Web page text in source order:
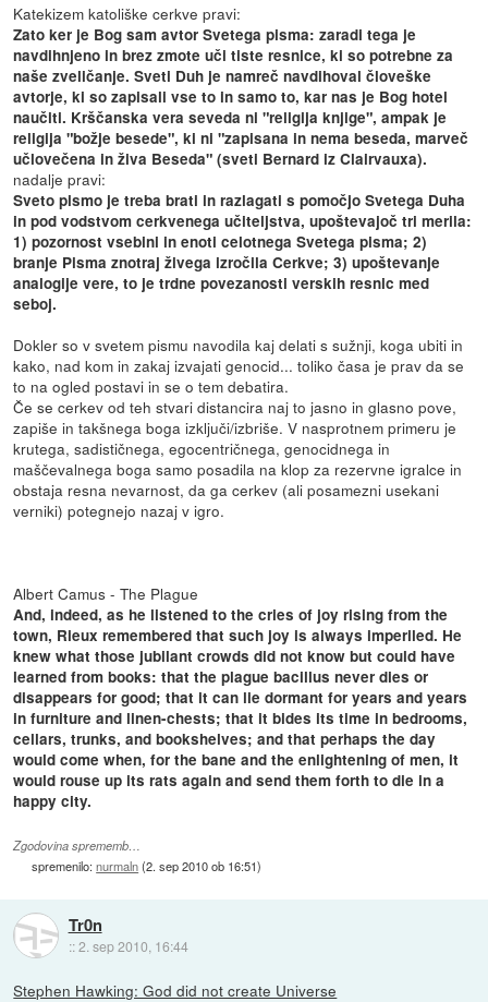
Katekizem katoliške cerkve pravi:
Zato ker je Bog sam avtor Svetega pisma: zaradi tega je
navdihnjeno in brez zmote uči tiste resnice, ki so potrebne za
naše zveličanje. Sveti Duh je namreč navdihoval človeške
avtorje, ki so zapisali vse to in samo to, kar nas je Bog hotel
naučiti. Krščanska vera seveda ni "religija knjige", ampak je
religija "božje besede", ki ni "zapisana in nema beseda, marveč
učlovečena in živa Beseda" (sveti Bernard iz Clairvauxa).
nadalje pravi:
Sveto pismo je treba brati in razlagati s pomočjo Svetega Duha
in pod vodstvom cerkvenega učiteljstva, upoštevajoč tri merila:
1) pozornost vsebini in enoti celotnega Svetega pisma; 2)
branje Pisma znotraj živega izročila Cerkve; 3) upoštevanje
analogije vere, to je trdne povezanosti verskih resnic med
seboj.
Dokler so v svetem pismu navodila kaj delati s sužnji, koga ubiti in
kako, nad kom in zakaj izvajati genocid... toliko časa je prav da se
to na ogled postavi in se o tem debatira.
Če se cerkev od teh stvari distancira naj to jasno in glasno pove,
zapiše in takšnega boga izključi/izbriše. V nasprotnem primeru je
krutega, sadističnega, egocentričnega, genocidnega in
maščevalnega boga samo posadila na klop za rezervne igralce in
obstaja resna nevarnost, da ga cerkev (ali posamezni usekani
verniki) potegnejo nazaj v igro.
Albert Camus - The Plague
And, indeed, as he listened to the cries of joy rising from the
town, Rieux remembered that such joy is always imperiled. He
knew what those jubilant crowds did not know but could have
learned from books: that the plague bacillus never dies or
disappears for good; that it can lie dormant for years and years
in furniture and linen-chests; that it bides its time in bedrooms,
cellars, trunks, and bookshelves; and that perhaps the day
would come when, for the bane and the enlightening of men, it
would rouse up its rats again and send them forth to die in a
happy city.
Zgodovina sprememb…
spremenilo:nurmaln(2. sep 2010 ob 16:51)
Tr0n
::2. sep 2010, 16:44
Stephen Hawking: God did not create Universe